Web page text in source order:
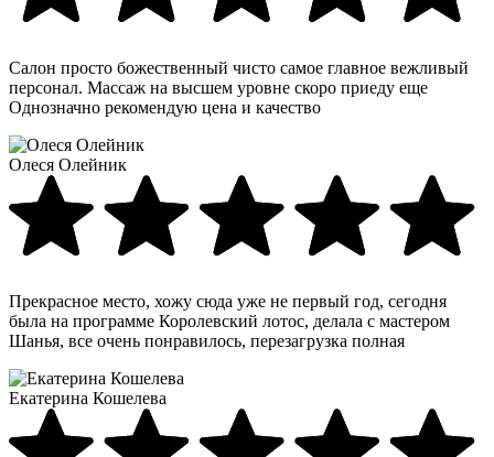
Салон просто божественный чисто самое главное вежливый
персонал. Массаж на высшем уровне скоро приеду еще
Однозначно рекомендую цена и качество
Олеся Олейник
Прекрасное место, хожу сюда уже не первый год, сегодня
была на программе Королевский лотос, делала с мастером
Шанья, все очень понравилось, перезагрузка полная
Екатерина Кошелева